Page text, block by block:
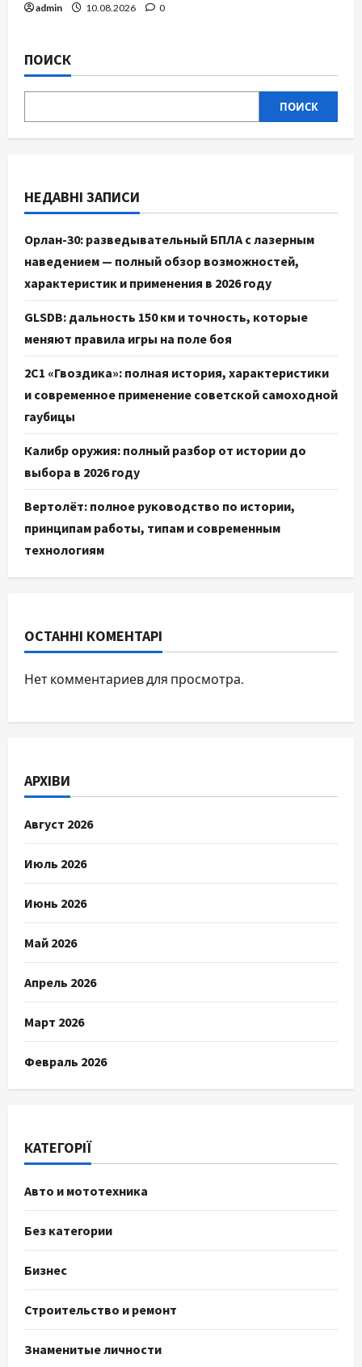
admin 10.08.2026 0
ПОИСК
ПОИСК
НЕДАВНІ ЗАПИСИ
Орлан-30: разведывательный БПЛА с лазерным
наведением — полный обзор возможностей,
характеристик и применения в 2026 году
GLSDB: дальность 150 км и точность, которые
меняют правила игры на поле боя
2С1 «Гвоздика»: полная история, характеристики
и современное применение советской самоходной
гаубицы
Калибр оружия: полный разбор от истории до
выбора в 2026 году
Вертолёт: полное руководство по истории,
принципам работы, типам и современным
технологиям
ОСТАННІ КОМЕНТАРІ
Нет комментариев для просмотра.
АРХІВИ
Август 2026
Июль 2026
Июнь 2026
Май 2026
Апрель 2026
Март 2026
Февраль 2026
КАТЕГОРІЇ
Авто и мототехника
Без категории
Бизнес
Строительство и ремонт
Знаменитые личности